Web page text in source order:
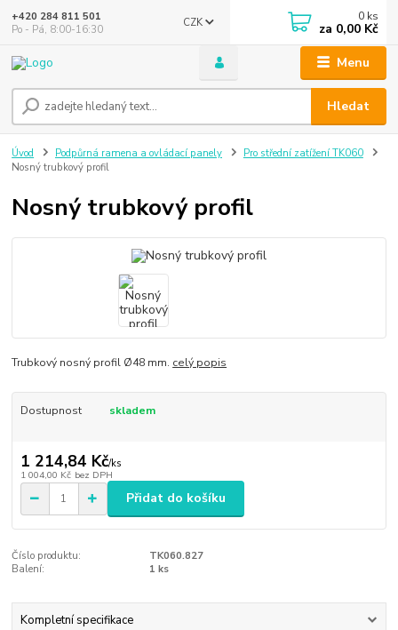
Menu
CZK
Hledat
+420 284 811 501
Po - Pá, 8:00-16:30
0 ks
za 0,00 Kč
Úvod Podpůrná ramena a ovládací panely
Pro střední zatížení TK060
Nosný trubkový profil
Nosný trubkový profil
Trubkový nosný profil Ø48 mm. celý popis
Dostupnost skladem
1 214,84 Kč/ks
1 004,00 Kč bez DPH
Přidat do košíku
Číslo produktu:
TK060.827
Balení:
1 ks
Kompletní specifikace